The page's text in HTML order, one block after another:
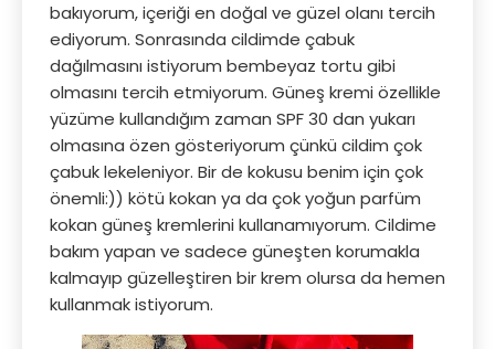
bakıyorum, içeriği en doğal ve güzel olanı tercih
ediyorum. Sonrasında cildimde çabuk
dağılmasını istiyorum bembeyaz tortu gibi
olmasını tercih etmiyorum. Güneş kremi özellikle
yüzüme kullandığım zaman SPF 30 dan yukarı
olmasına özen gösteriyorum çünkü cildim çok
çabuk lekeleniyor. Bir de kokusu benim için çok
önemli:)) kötü kokan ya da çok yoğun parfüm
kokan güneş kremlerini kullanamıyorum. Cildime
bakım yapan ve sadece güneşten korumakla
kalmayıp güzelleştiren bir krem olursa da hemen
kullanmak istiyorum.